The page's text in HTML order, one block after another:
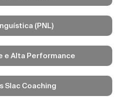
(PNL)
e Alta Performance
Slac Coaching